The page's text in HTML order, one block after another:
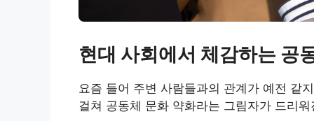
현대 사회에서 체감하는 공
요즘 들어 주변 사람들과의 관계가 예전 같
걸쳐 공동체 문화 약화라는 그림자가 드리